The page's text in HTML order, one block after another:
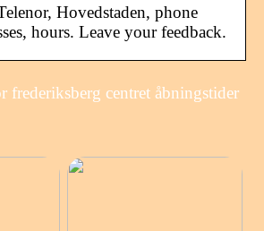
Hovedstaden, phone
hours. Leave your feedback.
frederiksberg centret åbningstider